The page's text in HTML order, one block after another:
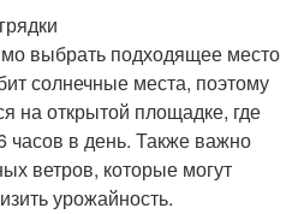
выбрать подходящее место
солнечные места, поэтому
на открытой площадке, где
часов в день. Также важно
ветров, которые могут
урожайность.